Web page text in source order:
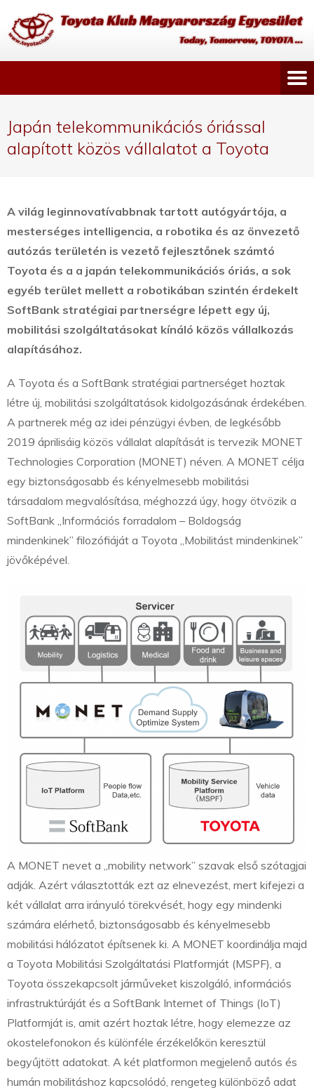
Japán telekommunikációs óriással
alapított közös vállalatot a Toyota
A világ leginnovatívabbnak tartott autógyártója, a
mesterséges intelligencia, a robotika és az önvezető
autózás területén is vezető fejlesztőnek számtó
Toyota és a a japán telekommunikációs óriás, a sok
egyéb terület mellett a robotikában szintén érdekelt
SoftBank stratégiai partnerségre lépett egy új,
mobilitási szolgáltatásokat kínáló közös vállalkozás
alapításához.
A Toyota és a SoftBank stratégiai partnerséget hoztak
létre új, mobilitási szolgáltatások kidolgozásának érdekében.
A partnerek még az idei pénzügyi évben, de legkésőbb
2019 áprilisáig közös vállalat alapítását is tervezik MONET
Technologies Corporation (MONET) néven. A MONET célja
egy biztonságosabb és kényelmesebb mobilitási
társadalom megvalósítása, méghozzá úgy, hogy ötvözik a
SoftBank „Információs forradalom – Boldogság
mindenkinek” filozófiáját a Toyota „Mobilitást mindenkinek”
jövőképével.
A MONET nevet a „mobility network” szavak első szótagjai
adják. Azért választották ezt az elnevezést, mert kifejezi a
két vállalat arra irányuló törekvését, hogy egy mindenki
számára elérhető, biztonságosabb és kényelmesebb
mobilitási hálózatot építsenek ki. A MONET koordinálja majd
a Toyota Mobilitási Szolgáltatási Platformját (MSPF), a
Toyota összekapcsolt járműveket kiszolgáló, információs
infrastruktúráját és a SoftBank Internet of Things (IoT)
Platformját is, amit azért hoztak létre, hogy elemezze az
okostelefonokon és különféle érzékelőkön keresztül
begyűjtött adatokat. A két platformon megjelenő autós és
humán mobilitáshoz kapcsolódó, rengeteg különböző adat